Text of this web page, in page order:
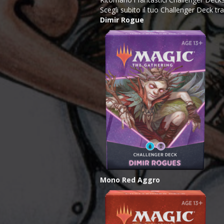
Scegli subito il tuo Challenger Deck
Dimir Rogue
Mono Red Aggro